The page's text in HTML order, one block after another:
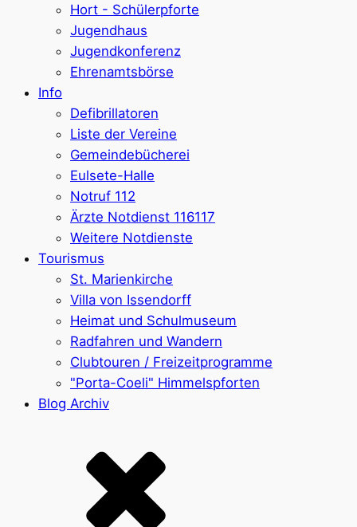
Hort - Schülerpforte
Jugendhaus
Jugendkonferenz
Ehrenamtsbörse
Info
Defibrillatoren
Liste der Vereine
Gemeindebücherei
Eulsete-Halle
Notruf 112
Ärzte Notdienst 116117
Weitere Notdienste
Tourismus
St. Marienkirche
Villa von Issendorff
Heimat und Schulmuseum
Radfahren und Wandern
Clubtouren / Freizeitprogramme
"Porta-Coeli" Himmelspforten
Blog Archiv